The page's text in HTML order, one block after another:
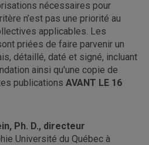
nécessaires pour
n’est pas une priorité au
applicables. Les
priées de faire parvenir un
détaillé, daté et signé, incluant
ainsi qu'une copie de
publications AVANT LE 16
Ph. D., directeur
Université du Québec à